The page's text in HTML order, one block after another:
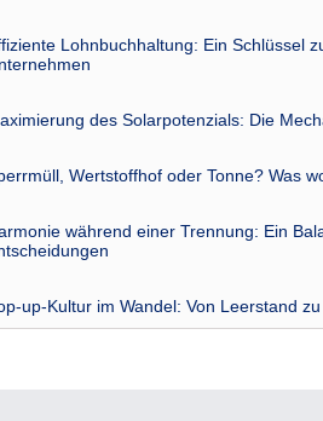
Lohnbuchhaltung: Ein Schlüssel
des Solarpotenzials: Die
Wertstoffhof oder Tonne? Was
während einer Trennung: Ein
up-Kultur im Wandel: Von Leerstand